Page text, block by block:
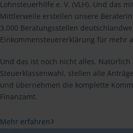
Lohnsteuerhilfe e. V. (VLH). Und das
Mittlerweile erstellen unsere
3.000 Beratungsstellen
Einkommensteuererklärung für mehr
Und das ist noch nicht alles.
Steuerklassenwahl, stellen alle
und übernehmen die komplette
Finanzamt.
Mehr erfahren